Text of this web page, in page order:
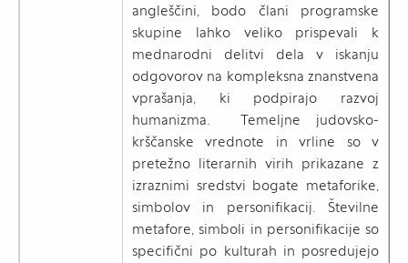
angleščini, bodo člani programske
skupine lahko veliko prispevali k
mednarodni delitvi dela v iskanju
odgovorov na kompleksna znanstvena
vprašanja, ki podpirajo razvoj
humanizma. Temeljne judovsko-
krščanske vrednote in vrline so v
pretežno literarnih virih prikazane z
izraznimi sredstvi bogate metaforike,
simbolov in personifikacij. Številne
metafore, simboli in personifikacije so
specifični po kulturah in posredujejo